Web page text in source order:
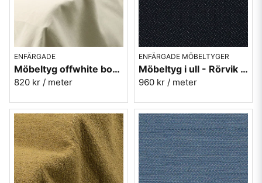
ENFÄRGADE
Möbeltyg offwhite bomull-lin Caleido1410
820 kr / meter
ENFÄRGADE MÖBELTYGER
Möbeltyg i ull - Rörvik svart nr.99 - Berghem
960 kr / meter